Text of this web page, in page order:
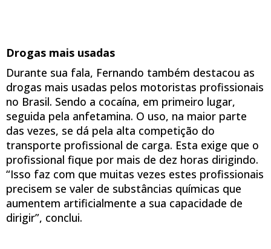
Drogas mais usadas
Durante sua fala, Fernando também destacou as
drogas mais usadas pelos motoristas profissionais
no Brasil. Sendo a cocaína, em primeiro lugar,
seguida pela anfetamina. O uso, na maior parte
das vezes, se dá pela alta competição do
transporte profissional de carga. Esta exige que o
profissional fique por mais de dez horas dirigindo.
“Isso faz com que muitas vezes estes profissionais
precisem se valer de substâncias químicas que
aumentem artificialmente a sua capacidade de
dirigir”, conclui.